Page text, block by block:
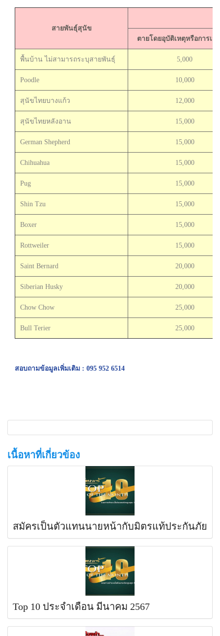
สายพันธุ์สุนัข
ตายโดยอุบัติเหตุหรือการเจ็
พื้นบ้าน ไม่สามารถระบุสายพันธุ์ 5,000
Poodle 10,000
สุนัขไทยบางแก้ว 12,000
สุนัขไทยหลังอาน 15,000
German Shepherd 15,000
Chihuahua 15,000
Pug 15,000
Shin Tzu 15,000
Boxer 15,000
Rottweiler 15,000
Saint Bernard 20,000
Siberian Husky 20,000
Chow Chow 25,000
Bull Terier 25,000
สอบถามข้อมูลเพิ่มเติม : 095 952 6514
เนื้อหาที่เกี่ยวข้อง
สมัครเป็นตัวแทนนายหน้ากับมิตรแท้ประกันภัย
Top 10 ประจำเดือน มีนาคม 2567